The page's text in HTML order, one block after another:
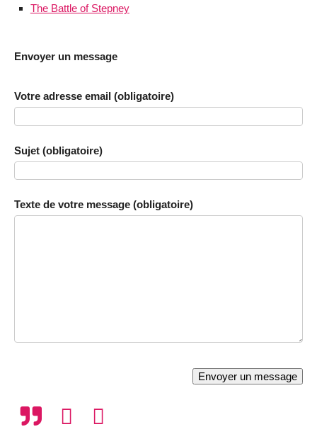
The Battle of Stepney
Envoyer un message
Votre adresse email (obligatoire)
Sujet (obligatoire)
Texte de votre message (obligatoire)